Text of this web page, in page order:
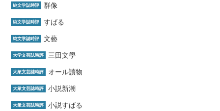
純文学誌時評 群像
純文学誌時評 すばる
純文学誌時評 文藝
大学文芸誌時評 三田文學
大衆文芸誌時評 オール讀物
大衆文芸誌時評 小説新潮
大衆文芸誌時評 小説すばる